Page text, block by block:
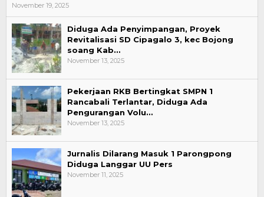
November 19, 2025
Diduga Ada Penyimpangan, Proyek
Revitalisasi SD Cipagalo 3, kec Bojong
soang Kab…
November 13, 2025
Pekerjaan RKB Bertingkat SMPN 1
Rancabali Terlantar, Diduga Ada
Pengurangan Volu…
November 13, 2025
Jurnalis Dilarang Masuk 1 Parongpong
Diduga Langgar UU Pers
November 11, 2025